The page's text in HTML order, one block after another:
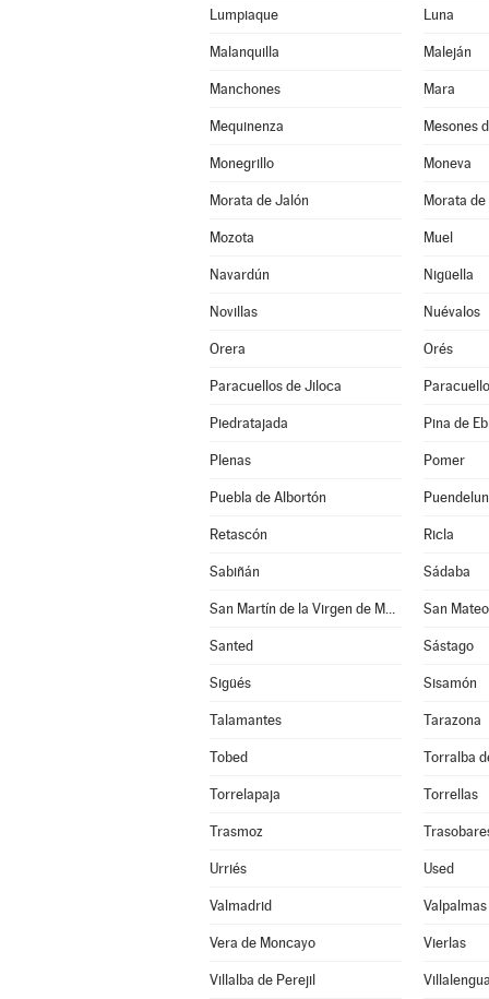
Lumpiaque Luna
Malanquilla Maleján
Manchones Mara
Mequinenza Mesones
Monegrillo Moneva
Morata de Jalón Morata
Mozota Muel
Navardún Nigüella
Novillas Nuévalos
Orera Orés
Paracuellos de Jiloca
Piedratajada Pina de
Plenas Pomer
Puebla de Albortón
Retascón Ricla
Sabiñán Sádaba
San Martín de la Virgen de Moncayo San
Santed Sástago
Sigüés Sisamón
Talamantes Tarazona
Tobed Torralba
Torrelapaja Torrellas
Trasmoz
Urriés Used
Valmadrid Valpalmas
Vera de Moncayo Vierlas
Villalba de Perejil Villalengua